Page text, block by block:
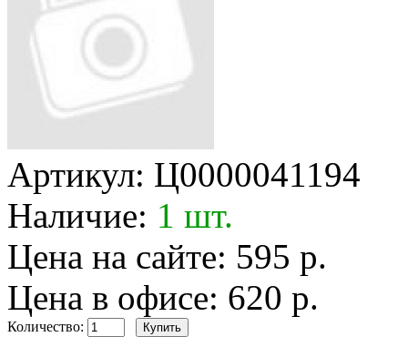
Артикул: Ц0000041194
Наличие: 1 шт.
Цена на сайте: 595 р.
Цена в офисе: 620 р.
Количество: